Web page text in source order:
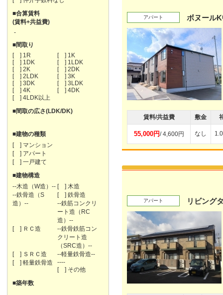
■合算賃料
(賃料+共益費)
-
■間取り
[ ] 1R
[ ] 1K
[ ] 1DK
[ ] 1LDK
[ ] 2K
[ ] 2DK
[ ] 2LDK
[ ] 3K
[ ] 3DK
[ ] 3LDK
[ ] 4K
[ ] 4DK
[ ] 4LDK以上
■間取の広さ(LDK/DK)
■建物の種類
[ ] マンション
[ ] アパート
[ ] 一戸建て
■建物構造
--木造（W造）-- [ ] 木造
--鉄骨造（S
造）--
[ ] 鉄骨造
--鉄筋コンクリ
ート造（RC
造）--
[ ] ＲＣ造
--鉄骨鉄筋コン
クリート造
（SRC造）--
[ ] ＳＲＣ造
--軽量鉄骨造--
[ ] 軽量鉄骨造
----
[ ] その他
■築年数
アパート ボヌール
賃料/共益費 敷金
55,000円/ 4,600円 なし
アパート リビング